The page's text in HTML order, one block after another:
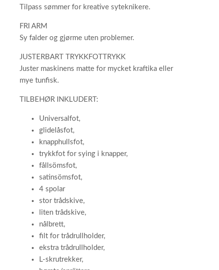
Tilpass sømmer for kreative syteknikere.
FRI ARM
Sy falder og gjørme uten problemer.
JUSTERBART TRYKKFOTTRYKK
Juster maskinens matte for mycket kraftika eller
mye tunfisk.
TILBEHØR INKLUDERT:
Universalfot,
glidelåsfot,
knapphullsfot,
trykkfot for sying i knapper,
fållsömsfot,
satinsömsfot,
4 spolar
stor trådskive,
liten trådskive,
nålbrett,
filt for trådrullholder,
ekstra trådrullholder,
L-skrutrekker,